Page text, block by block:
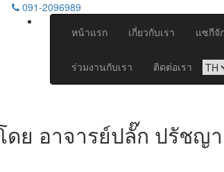
091-2096989
หน้าแรก
เกี่ยวกับเรา แซกีจั
ร่วมงานกับเรา ติดต่อเรา
ดย อาจารย์ปลั๊ก ปรัช